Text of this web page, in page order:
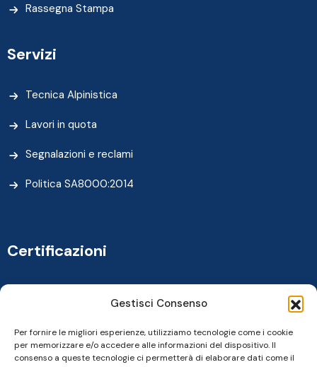
Gestisci Consenso
Per fornire le migliori esperienze, utilizziamo tecnologie come i cookie
per memorizzare e/o accedere alle informazioni del dispositivo. Il
consenso a queste tecnologie ci permetterà di elaborare dati come il
Rassegna Stampa
Servizi
Tecnica Alpinistica
Lavori in quota
Segnalazioni e reclami
Politica SA8000:2014
Certificazioni